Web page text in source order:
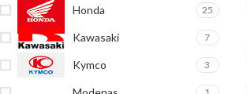
Honda 25
Kawasaki 7
Kymco 3